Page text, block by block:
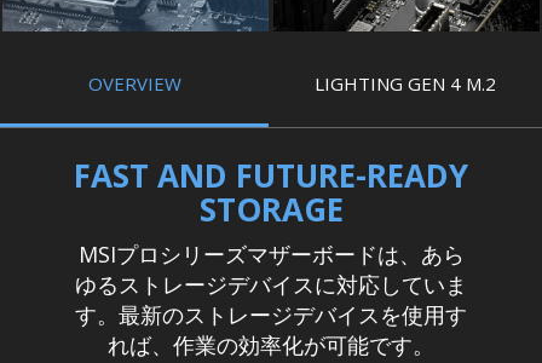
OVERVIEW LIGHTING GEN 4 M.2
FAST AND FUTURE-READY
STORAGE
MSIプロシリーズマザーボードは、あら
ゆるストレージデバイスに対応していま
す。最新のストレージデバイスを使用す
れば、作業の効率化が可能です。